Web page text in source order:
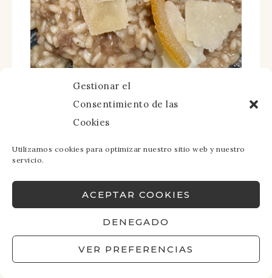
Gestionar el
Consentimiento de las
Cookies
Utilizamos cookies para optimizar nuestro sitio web y nuestro
servicio.
ACEPTAR COOKIES
DENEGADO
VER PREFERENCIAS
pedimos que nos dejes tus comentarios y
tus likes aquí en el Blog y en Redes
Sociales, para nosotros es muy
importante para poder seguir
calidad y seguir creciendo
RECOMENDACIONES PARA